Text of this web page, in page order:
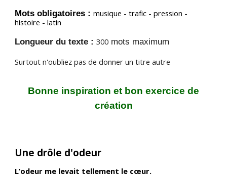
Mots obligatoires :musique - trafic - pression -
histoire - latin
Longueur du texte : 300 mots maximum
Surtout n'oubliez pas de donner un titre autre
Bonne inspiration et bon exercice de
création
Une drôle d'odeur
L’odeur me levait tellement le cœur.